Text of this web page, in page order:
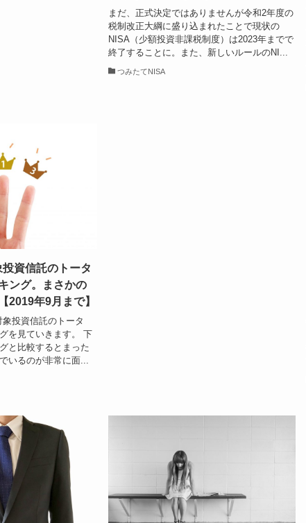
まだ、正式決定ではありませんが令和2年度の
税制改正大綱に盛り込まれたことで現状の
NISA（少額投資非課税制度）は2023年までで
終了することに。また、新しいルールのNI...
つみたてNISA
資信託のトータ
ング。まさかの
2019年9月まで】
投資信託のトータ
を見ていきます。 下
と比較するとまった
いるのが非常に面...